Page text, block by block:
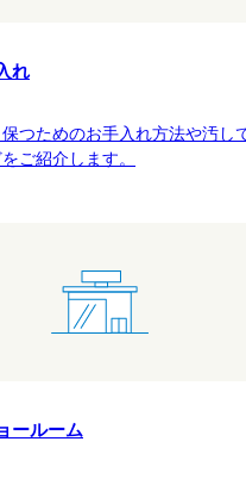
れ
つためのお手入れ方法や汚し
ご紹介します。
ールーム